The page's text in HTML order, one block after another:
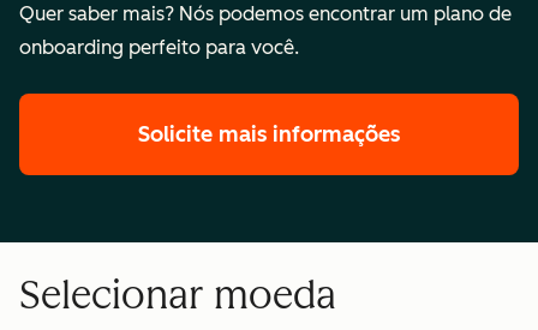
Quer saber mais? Nós podemos encontrar um plano de
onboarding perfeito para você.
Solicite mais informações
Selecionar moeda